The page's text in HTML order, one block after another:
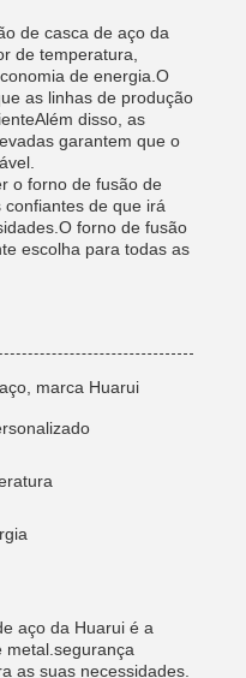
de casca de aço da
de temperatura,
de energia.O
as linhas de produção
disso, as
garantem que o
o forno de fusão de
de que irá
forno de fusão
escolha para todas as
marca Huarui
aço da Huarui é a
metal.segurança
as suas necessidades.